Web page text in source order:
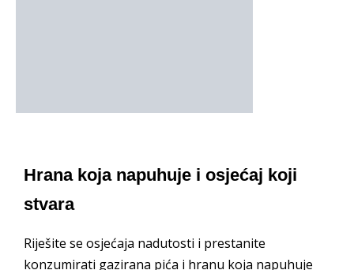
Hrana koja napuhuje i osjećaj koji
stvara
Riješite se osjećaja nadutosti i prestanite
konzumirati gazirana pića i hranu koja napuhuje